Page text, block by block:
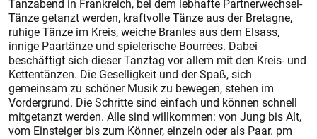
Tanzabend in Frankreich, bei dem lebhafte Partnerwechsel-
Tänze getanzt werden, kraftvolle Tänze aus der Bretagne,
ruhige Tänze im Kreis, weiche Branles aus dem Elsass,
innige Paartänze und spielerische Bourrées. Dabei
beschäftigt sich dieser Tanztag vor allem mit den Kreis- und
Kettentänzen. Die Geselligkeit und der Spaß, sich
gemeinsam zu schöner Musik zu bewegen, stehen im
Vordergrund. Die Schritte sind einfach und können schnell
mitgetanzt werden. Alle sind willkommen: von Jung bis Alt,
vom Einsteiger bis zum Könner, einzeln oder als Paar. pm